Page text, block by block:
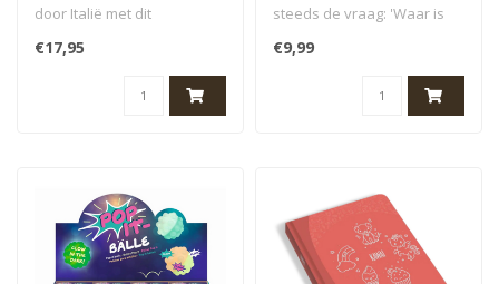
door Italië met dit
prachtige kleur op nummer
kleurbo..
€17,95
steeds de vraag: 'Waar is
mijn Kwartet?!' Probee..
€9,99